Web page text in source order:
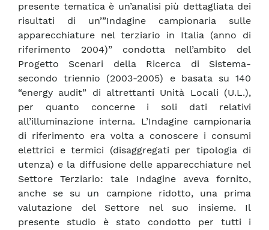
presente tematica è un’analisi più dettagliata dei
risultati di un’”Indagine campionaria sulle
apparecchiature nel terziario in Italia (anno di
riferimento 2004)” condotta nell’ambito del
Progetto Scenari della Ricerca di Sistema-
secondo triennio (2003-2005) e basata su 140
“energy audit” di altrettanti Unità Locali (U.L.),
per quanto concerne i soli dati relativi
all’illuminazione interna. L’Indagine campionaria
di riferimento era volta a conoscere i consumi
elettrici e termici (disaggregati per tipologia di
utenza) e la diffusione delle apparecchiature nel
Settore Terziario: tale Indagine aveva fornito,
anche se su un campione ridotto, una prima
valutazione del Settore nel suo insieme. Il
presente studio è stato condotto per tutti i